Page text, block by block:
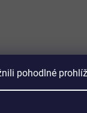
pohodlné